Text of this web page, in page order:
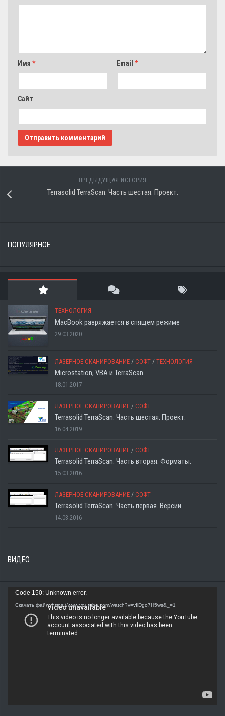
Имя * Email *
Сайт
ПРЕДЫДУЩАЯ ИСТОРИЯ
Terrasolid TerraScan. Часть шестая. Проект.
ПОПУЛЯРНОЕ
ТЕХНОЛОГИЯ
MacBook разряжается в спящем режиме
29.03.2020
ЛАЗЕРНОЕ СКАНИРОВАНИЕ / СОФТ / ТЕХНОЛОГИЯ
Microstation, VBA и TerraScan
18.01.2017
ЛАЗЕРНОЕ СКАНИРОВАНИЕ / СОФТ
Terrasolid TerraScan. Часть шестая. Проект.
16.04.2019
ЛАЗЕРНОЕ СКАНИРОВАНИЕ / СОФТ
Terrasolid TerraScan. Часть вторая. Форматы.
15.03.2016
ЛАЗЕРНОЕ СКАНИРОВАНИЕ / СОФТ
Terrasolid TerraScan. Часть первая. Версии.
14.03.2016
ВИДЕО
Видеоплеер
Code 150: Unknown error.
Скачать файл: https://www.youtube.com/watch?v=vIlDgo7H5ws&_=1